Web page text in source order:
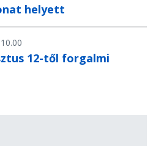
helyett
12-től forgalmi